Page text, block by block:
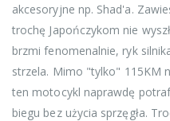
akcesoryjne np. Shad'a.
trochę Japończykom nie
brzmi fenomenalnie, ryk
strzela. Mimo "tylko" 115KM
ten motocykl naprawdę
biegu bez użycia sprzęgła.